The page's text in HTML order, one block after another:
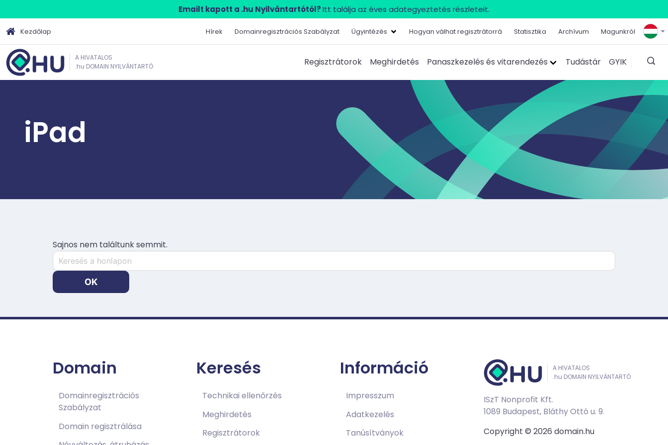
Emailt kapott a .hu Nyilvántartótól?Itt találja az éves adategyeztetés részleteit.
Kezdőlap Hírek Domainregisztrációs Szabályzat Ügyintézés Hogyan válhat regisztrátorrá Statisztika Archívum Magunkról
A HIVATALOS
.hu DOMAIN NYILVÁNTARTÓ
Regisztrátorok Meghirdetés Panaszkezelés és vitarendezés Tudástár GYIK
iPad
Sajnos nem találtunk semmit.
Keresés
a
honlapon:OK
Domain
Domainregisztrációs
Szabályzat
Domain regisztrálása
Keresés
Technikai ellenőrzés
Meghirdetés
Regisztrátorok
Információ
Impresszum
Adatkezelés
Tanúsítványok
A HIVATALOS
.hu DOMAIN NYILVÁNTARTÓ
ISzT Nonprofit Kft.
1089 Budapest, Bláthy Ottó u. 9.
Copyright © 2026 domain.hu